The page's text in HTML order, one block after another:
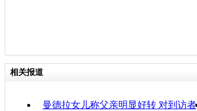
相关报道
曼德拉女儿称父亲明显好转 对到访者